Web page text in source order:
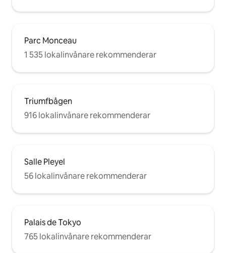
Parc Monceau
1 535 lokalinvånare rekommenderar
Triumfbågen
916 lokalinvånare rekommenderar
Salle Pleyel
56 lokalinvånare rekommenderar
Palais de Tokyo
765 lokalinvånare rekommenderar